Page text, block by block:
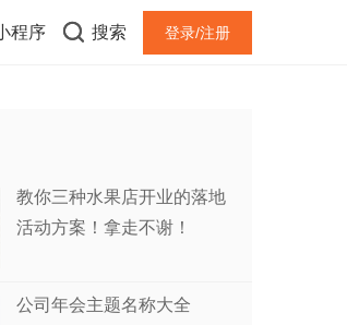
程序 搜索 登录/注册
教你三种水果店开业的落地
活动方案！拿走不谢！
公司年会主题名称大全